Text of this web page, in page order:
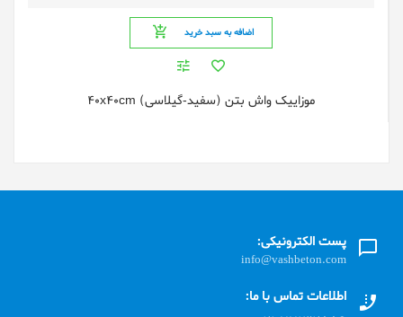
اضافه به سبد خرید
موزاییک واش بتن (سفید-گیلاسی) 40x40cm
پست الکترونیکی:
info@vashbeton.com
اطلاعات تماس با ما: